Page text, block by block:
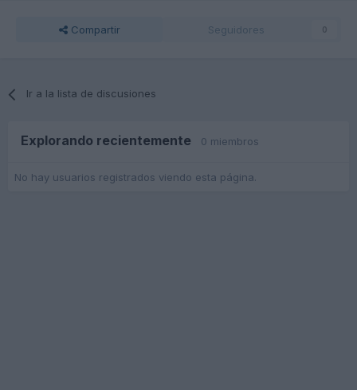
Compartir Seguidores 0
Ir a la lista de discusiones
Explorando recientemente 0 miembros
No hay usuarios registrados viendo esta página.